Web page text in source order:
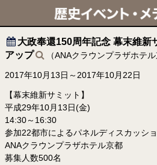
大政奉還150周年記念 幕末維新
アップ
（ANAクラウンプラザホテ
2017年10月13日～2017年10月22日
【幕末維新サミット】
平成29年10月13日(金)
14:30～16:30
参加22都市によるパネルディスカッシ
ANAクラウンプラザホテル京都
募集人数500名